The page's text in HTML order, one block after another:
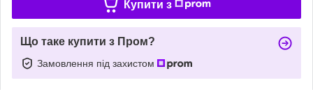
Купити з
Що таке купити з Пром?
Замовлення під захистом